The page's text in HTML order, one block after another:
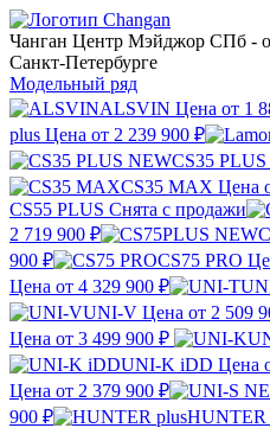
Чанган Центр Мэйджор СПб -
Санкт-Петербурге
Модельный ряд
ALSVIN Цена от 1
plus Цена от 2 239 900 ₽
CS35
CS35 MAX Цена
CS55 PLUS Снята с продажи
2 719 900 ₽
900 ₽
CS75 PRO
Цена от 4 329 900 ₽
UNI-V Цена от 2 509
Цена от 3 499 900 ₽
UNI-K iDD Цена
Цена от 2 379 900 ₽
900 ₽
HUNTER